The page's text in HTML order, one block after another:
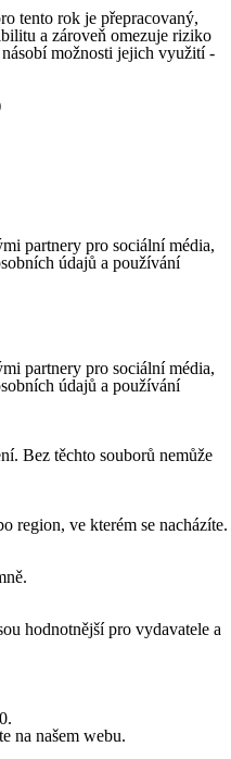
tento rok je přepracovaný,
a zároveň omezuje riziko
možnosti jejich využití -
partnery pro sociální média,
údajů a používání
partnery pro sociální média,
údajů a používání
Bez těchto souborů nemůže
region, ve kterém se nacházíte.
hodnotnější pro vydavatele a
na našem webu.